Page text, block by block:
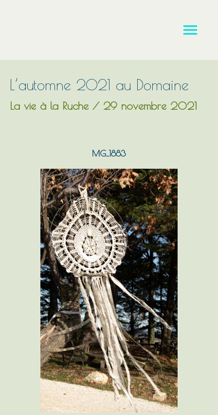
L’automne 2021 au Domaine
La vie à la Ruche / 29 novembre 2021
MG_1883